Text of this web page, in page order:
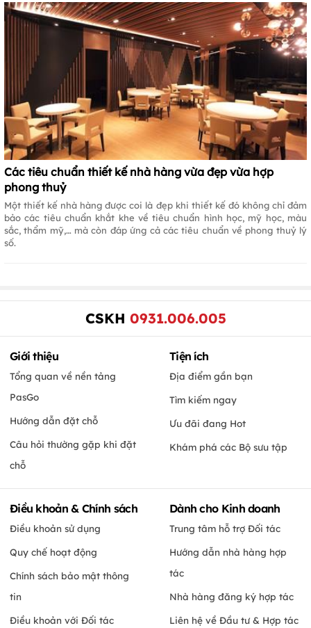
Các tiêu chuẩn thiết kế nhà hàng vừa đẹp vừa hợp
phong thuỷ
Một thiết kế nhà hàng được coi là đẹp khi thiết kế đó không chỉ đảm
bảo các tiêu chuẩn khắt khe về tiêu chuẩn hình học, mỹ học, màu
sắc, thẩm mỹ,… mà còn đáp ứng cả các tiêu chuẩn về phong thuỷ lý
số.
CSKH 0931.006.005
Giới thiệu
Tổng quan về nền tảng
PasGo
Hướng dẫn đặt chỗ
Câu hỏi thường gặp khi đặt
chỗ
Tiện ích
Địa điểm gần bạn
Tìm kiếm ngay
Ưu đãi đang Hot
Khám phá các Bộ sưu tập
Điều khoản & Chính sách
Điều khoản sử dụng
Quy chế hoạt động
Chính sách bảo mật thông
tin
Điều khoản với Đối tác
Dành cho Kinh doanh
Trung tâm hỗ trợ Đối tác
Hướng dẫn nhà hàng hợp
tác
Nhà hàng đăng ký hợp tác
Liên hệ về Đầu tư & Hợp tác